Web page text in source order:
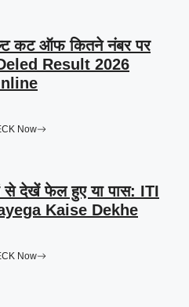
कट ऑफ कितने नंबर पर
Result 2026
Now
से देखें फेल हुए या पास: ITI
Kaise Dekhe
Now